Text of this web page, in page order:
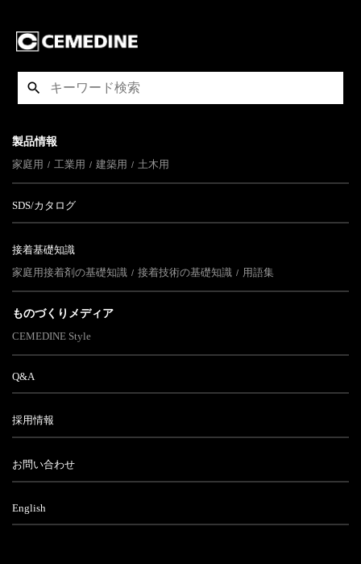
製品情報
家庭用
工業用 建築用 土木用
SDS/カタログ
接着基礎知識
家庭用接着剤の基礎知識
接着技術の基礎知識 用語集
ものづくりメディア
CEMEDINE Style
Q&A
採用情報
お問い合わせ
English